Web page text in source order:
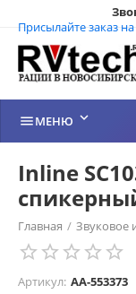
Присылайте заказ
МЕНЮ 
Inline
Главная / Звуковое
Акустические кабели
Артикул: AA-553373